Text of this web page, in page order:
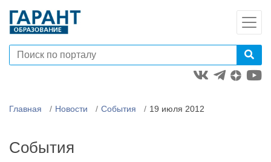
Главная Новости События 19 июля 2012
События